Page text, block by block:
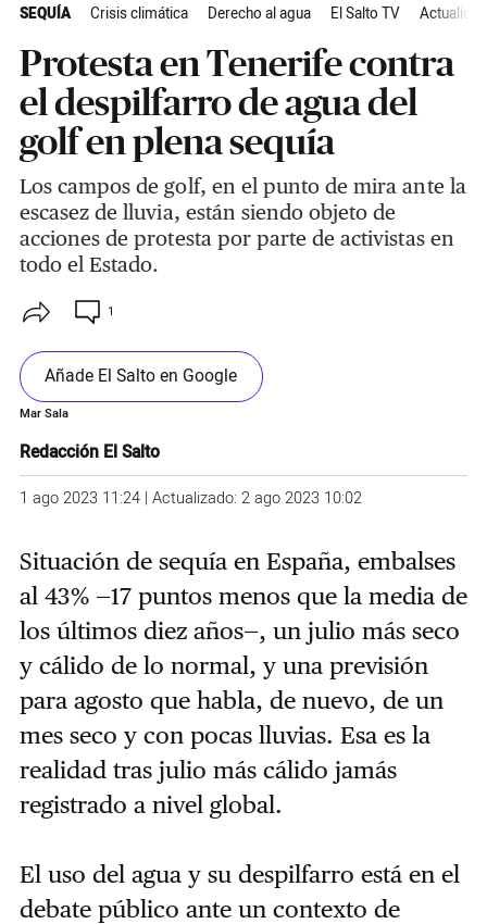
SEQUÍA Crisis climática Derecho al agua El Salto TV Actualidad
Protesta en Tenerife contra
el despilfarro de agua del
golf en plena sequía
Los campos de golf, en el punto de mira ante la
escasez de lluvia, están siendo objeto de
acciones de protesta por parte de activistas en
todo el Estado.
1
Añade El Salto en Google
Mar Sala
Redacción El Salto
1 ago 2023 11:24 | Actualizado: 2 ago 2023 10:02
Situación de sequía en España, embalses
al 43% —17 puntos menos que la media de
los últimos diez años—, un julio más seco
y cálido de lo normal, y una previsión
para agosto que habla, de nuevo, de un
mes seco y con pocas lluvias. Esa es la
realidad tras julio más cálido jamás
registrado a nivel global.
El uso del agua y su despilfarro está en el
debate público ante un contexto de